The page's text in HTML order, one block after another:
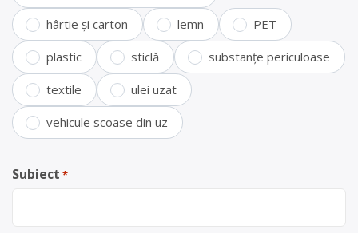
hârtie și carton lemn PET
plastic sticlă substanțe periculoase
textile ulei uzat
vehicule scoase din uz
Subiect *